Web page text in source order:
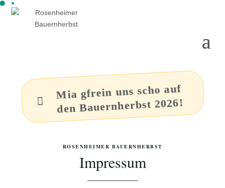

Mia gfrein uns scho auf
den Bauernherbst 2026!
ROSENHEIMER BAUERNHERBST
Impressum